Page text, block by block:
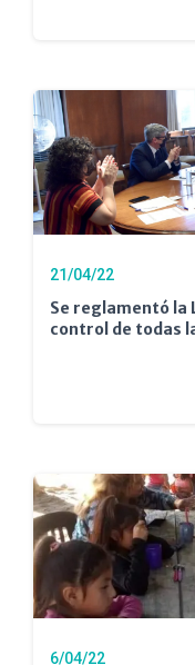
21/04/22
Se reglamentó la
control de todas
6/04/22